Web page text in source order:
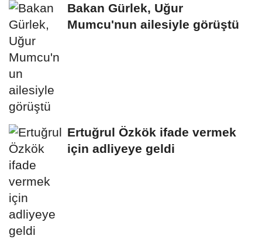
Bakan Gürlek, Uğur
Mumcu'nun ailesiyle görüştü
Ertuğrul Özkök ifade vermek
için adliyeye geldi